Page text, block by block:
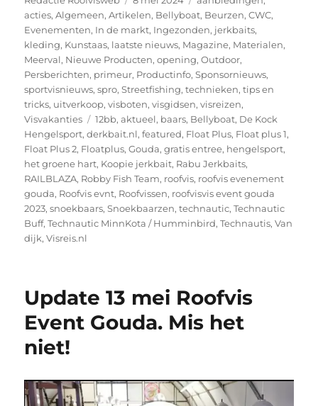
op
acties,Algemeen,Artikelen, Bellyboat, Beurzen,CWC,
Evenementen, In de markt, Ingezonden, jerkbaits,
kleding, Kunstaas, laatste nieuws, Magazine, Materialen,
Meerval, Nieuwe Producten,opening,Outdoor,
Persberichten, primeur, Productinfo,Sponsornieuws,
sportvisnieuws,spro,Streetfishing,technieken,tips en
tricks, uitverkoop,visboten,visgidsen,visreizen,
Visvakanties
Tags
12bb,aktueel, baars, Bellyboat, De Kock
Hengelsport,derkbait.nl,featured, Float Plus, Float plus 1,
Float Plus 2, Floatplus,Gouda,gratis entree, hengelsport,
het groene hart, Koopie jerkbait, Rabu Jerkbaits,
RAILBLAZA, Robby Fish Team, roofvis, roofvis evenement
gouda, Roofvis evnt, Roofvissen, roofvisvis event gouda
2023,snoekbaars,Snoekbaarzen,technautic,Technautic
Buff,Technautic MinnKota / Humminbird,Technautis,Van
dijk,Visreis.nl
Update 13 mei Roofvis
Event Gouda. Mis het
niet!